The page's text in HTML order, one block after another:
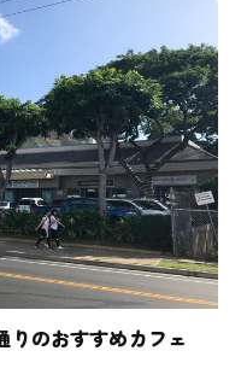
りのおすすめカフェ